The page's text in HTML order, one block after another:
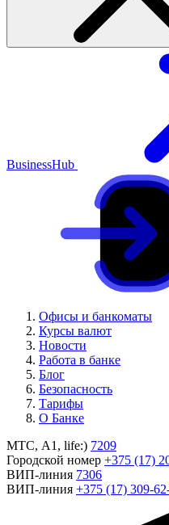
BusinessHub
Офисы и банкоматы
Курсы валют
Новости
Работа в банке
Блог
Безопасность
Тарифы
О Банке
МТС, A1, life:) 7209
Городской номер +375 (17)
ВИП-линия 7306
ВИП-линия +375 (17) 309-